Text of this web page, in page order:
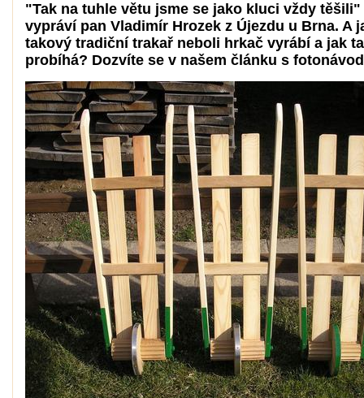
"Tak na tuhle větu jsme se jako kluci vždy
vypráví pan Vladimír Hrozek z Újezdu u Brna. A
takový tradiční trakař neboli hrkač vyrábí a jak
probíhá? Dozvíte se v našem článku s